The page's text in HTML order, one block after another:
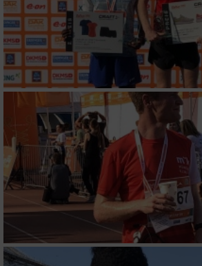
Verwendung genauer Standortdaten
Geräte anhand von aktiv angeforderten
Informationen identifizieren
Nicht-IAB-Verarbeitungszwecke:
Notwendig
Performance
Funktional
Werbung